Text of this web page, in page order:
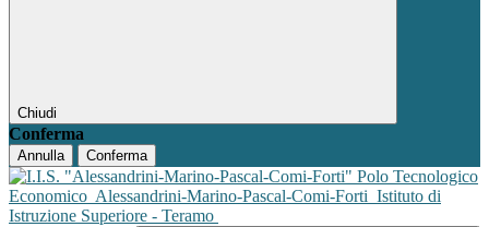
Chiudi
Conferma
Annulla Conferma
Polo Tecnologico
Economico Alessandrini-Marino-Pascal-Comi-Forti Istituto di
Istruzione Superiore - Teramo